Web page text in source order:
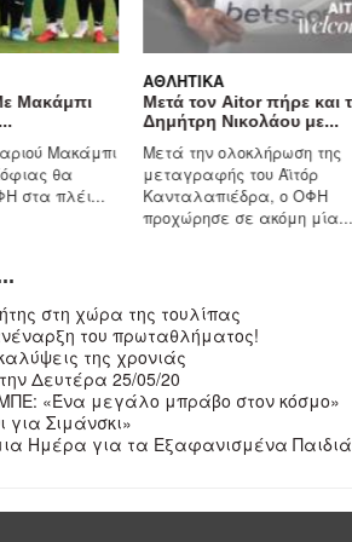
τον Aitor πήρε και τον
Νικολάου με...
την ολοκλήρωση της
του Αϊτόρ
ο ΟΦΗ
σε ακόμη μία...
στη χώρα της τουλίπας
του πρωταθλήματος!
της χρονιάς
Δευτέρα 25/05/20
«Ένα μεγάλο μπράβο στον κόσμο»
Σιμάνσκι»
Ημέρα για τα Εξαφανισμένα Παιδιά